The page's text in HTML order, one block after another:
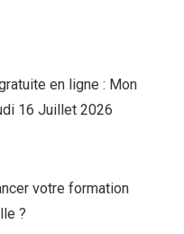
en ligne : Mon
16 Juillet 2026
votre formation
?